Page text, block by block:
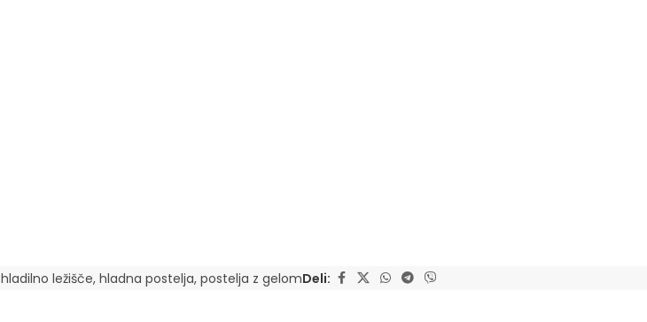
hladilno ležišče, hladna postelja, postelja z gelomDeli: